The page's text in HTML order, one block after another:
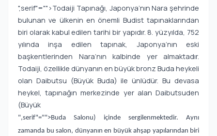
",serif"="">Todaiji Tapınağı, Japonya’nın Nara şehrinde
bulunan ve ülkenin en önemli Budist tapınaklarından
biri olarak kabul edilen tarihi bir yapıdır. 8. yüzyılda, 752
yılında inşa edilen tapınak, Japonya’nın eski
başkentlerinden Nara’nın kalbinde yer almaktadır.
Todaiji, özellikle dünyanın en büyük bronz Buda heykeli
olan Daibutsu (Büyük Buda) ile ünlüdür. Bu devasa
heykel, tapınağın merkezinde yer alan Daibutsuden
(Büyük
",serif"="">Buda Salonu) içinde sergilenmektedir. Aynı
zamanda bu salon, dünyanın en büyük ahşap yapılarından biri